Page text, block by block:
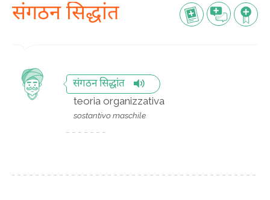
संगठन सिद्धांत
संगठन सिद्धांत
teoria organizzativa
sostantivo maschile